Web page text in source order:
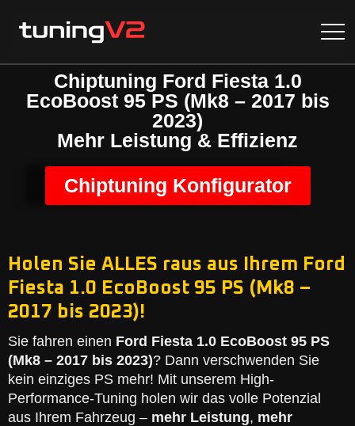
Chiptuning Ford Fiesta 1.0
EcoBoost 95 PS (Mk8 – 2017 bis
2023)
Mehr Leistung & Effizienz
Chiptuning Konfigurator
Holen Sie ALLES raus aus Ihrem Ford
Fiesta 1.0 EcoBoost 95 PS (Mk8 –
2017 bis 2023)!
Sie fahren einen Ford Fiesta 1.0 EcoBoost 95 PS
(Mk8 – 2017 bis 2023)? Dann verschwenden Sie
kein einziges PS mehr! Mit unserem High-
Performance-Tuning holen wir das volle Potenzial
aus Ihrem Fahrzeug – mehr Leistung, mehr